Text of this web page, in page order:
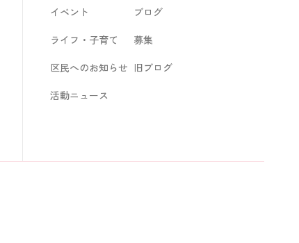
イベント
ブログ
ライフ・子育て
募集
区民へのお知らせ 旧ブログ
活動ニュース